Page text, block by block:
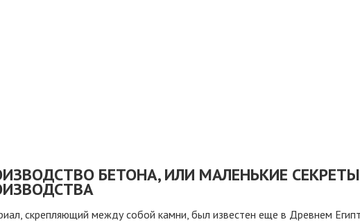
БЕТОНА, ИЛИ МАЛЕНЬКИЕ
скрепляющий между собой камни, был известен еще в Древнем